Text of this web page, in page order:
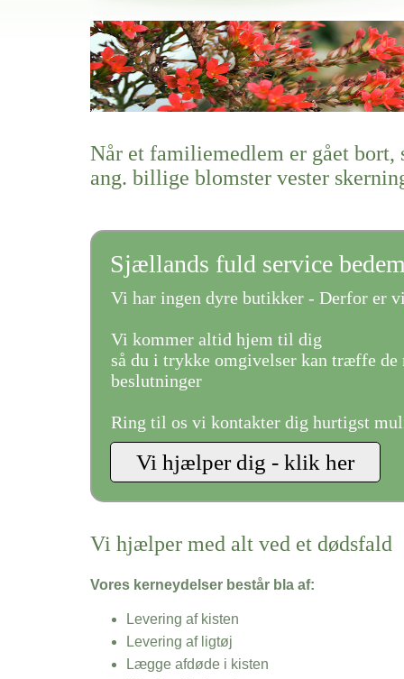
Her hos os får du altid en god afslutning når det gælder
Billige Blomster Vester Skerninge
vi hjælper i alle faser af begravelsel
Når et familiemedlem er gået bort,
ang. billige blomster vester
Sjællands fuld service
Vi har ingen dyre butikker - Derfor er
Vi kommer altid hjem til dig
så du i trykke omgivelser kan træffe de
beslutninger
Ring til os vi kontakter dig hurtigst
Vi hjælper med alt ved et dødsfald
Vores kerneydelser består bla af:
Levering af kisten
Levering af ligtøj
Lægge afdøde i kisten